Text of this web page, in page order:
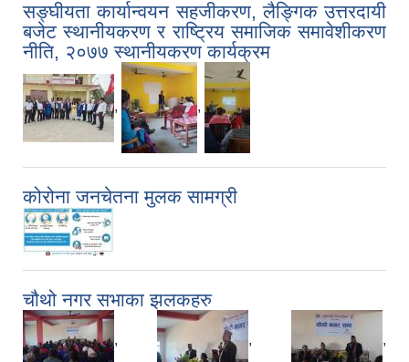
सङ्घीयता कार्यान्वयन सहजीकरण, लैङ्गिक उत्तरदायी
बजेट स्थानीयकरण र राष्ट्रिय समाजिक समावेशीकरण
नीति, २०७७ स्थानीयकरण कार्यक्रम
, ,
कोरोना जनचेतना मुलक सामग्री
चौथो नगर सभाका झलकहरु
, , ,